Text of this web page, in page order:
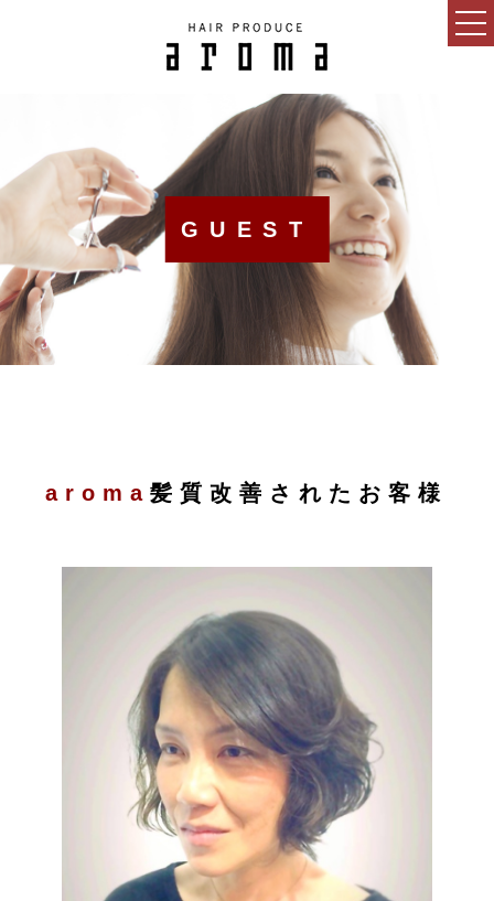
BLOG
SALON
MENU
COUPON
ONLINE SHOP
GUEST
aroma髪質改善されたお客様